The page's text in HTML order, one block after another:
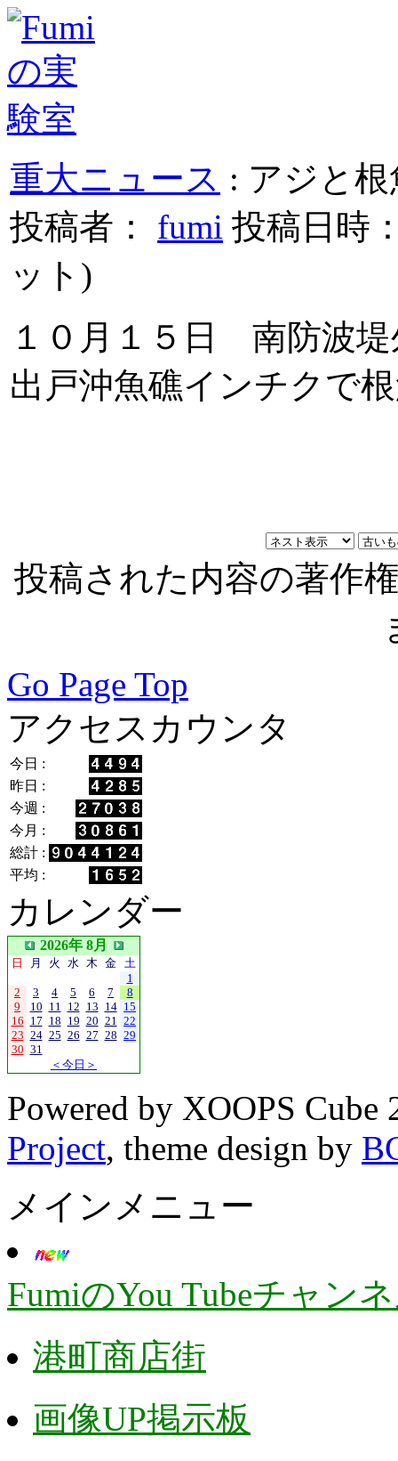
重大ニュース : アジと根
投稿者： fumi 投稿日時
ット )
１０月１５日 南防波
出戸沖魚礁インチクで
投稿された内容の著作
Go Page Top
アクセスカウンタ
今日 :
昨日 :
今週 :
今月 :
総計 :
平均 :
カレンダー
2026年 8月
日 月 火 水 木 金 土
1
2
3 4 5 6 7
8
9
10 11 12 13 14 15
16 17 18 19 20 21 22
23 24 25 26 27 28 29
30 31
＜今日＞
Powered by XOOPS
Project, theme design by
メインメニュー
FumiのYou Tubeチャン
港町商店街
画像UP掲示板